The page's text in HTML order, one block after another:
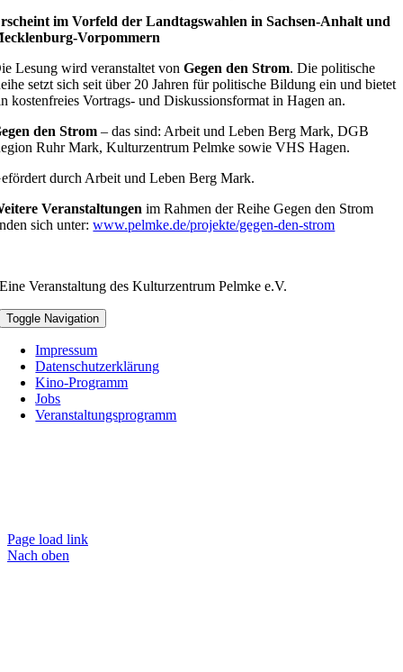
im Vorfeld der Landtagswahlen in Sachsen-Anhalt und
Vorpommern
Lesung wird veranstaltet vonGegen den Strom. Die politische
setzt sich seit über 20 Jahren für politische Bildung ein und bietet
kostenfreies Vortrags- und Diskussionsformat in Hagen an.
den Strom – das sind: Arbeit und Leben Berg Mark, DGB
Ruhr Mark, Kulturzentrum Pelmke sowie VHS Hagen.
durch Arbeit und Leben Berg Mark.
Veranstaltungen im Rahmen der Reihe Gegen den Strom
sich unter:www.pelmke.de/projekte/gegen-den-strom
Eine Veranstaltung des Kulturzentrum Pelmke e.V.
Toggle Navigation
Impressum
Datenschutzerklärung
Kino-Programm
Jobs
Veranstaltungsprogramm
Page load link
Nach oben